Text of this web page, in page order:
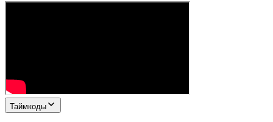
Таймкоды